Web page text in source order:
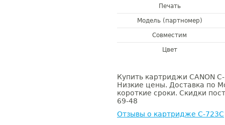
Печать
Модель (партномер)
Совместим
Цвет
Купить картриджи CANON
Низкие цены. Доставка по
короткие сроки. Скидки
69-48
Отзывы о картридже C-723C